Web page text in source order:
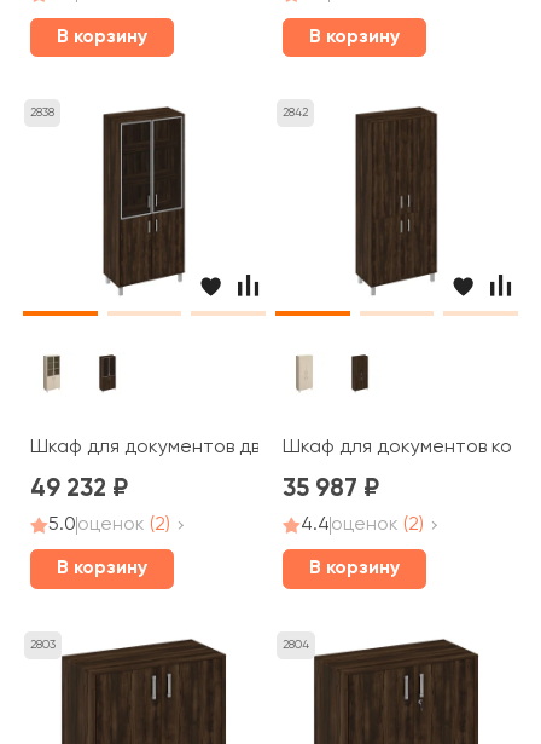
В корзину В корзину
2838
Шкаф для документов двери стеклянные в
49 232
5.0оценок (2)
В корзину
2842
Шкаф для документов
35 987
4.4оценок (2)
В корзину
2803 2804